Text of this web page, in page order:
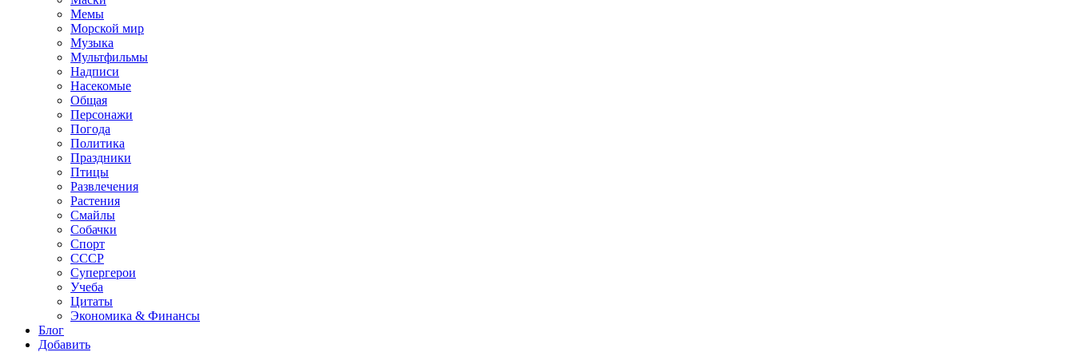
Мемы
Морской мир
Музыка
Мультфильмы
Надписи
Насекомые
Общая
Персонажи
Погода
Политика
Праздники
Птицы
Развлечения
Растения
Смайлы
Собачки
Спорт
СССР
Супергерои
Учеба
Цитаты
Экономика & Финансы
Блог
Добавить